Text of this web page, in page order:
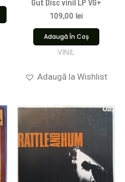
109,00 lei
Adaugă În Coș
VINIL
Adaugă la Wishlist